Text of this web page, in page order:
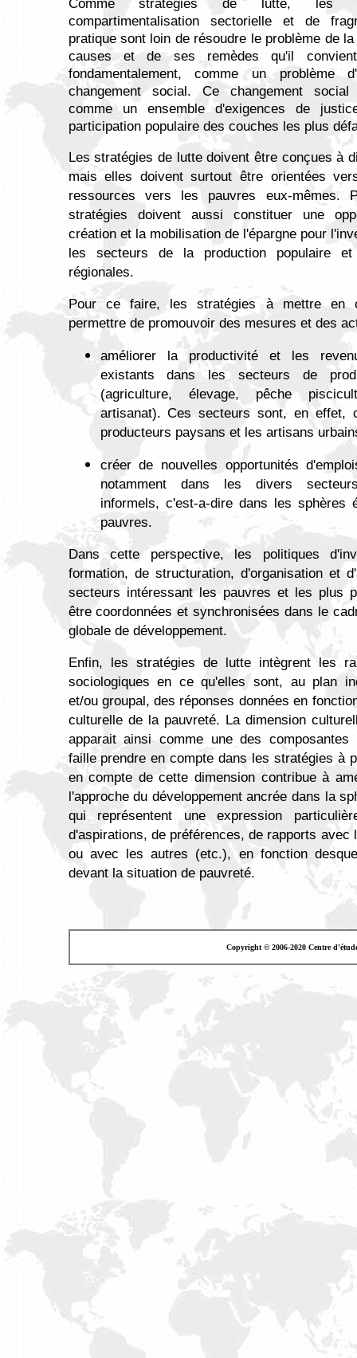
Comme stratégies de lutte, les
compartimentalisation sectorielle et de
pratique sont loin de résoudre le problème de
causes et de ses remèdes qu'il
fondamentalement, comme un problème
changement social. Ce changement social
comme un ensemble d'exigences de
participation populaire des couches les plus
Les stratégies de lutte doivent être conçues à
mais elles doivent surtout être orientées
ressources vers les pauvres eux-mêmes.
stratégies doivent aussi constituer une
création et la mobilisation de l'épargne pour
les secteurs de la production populaire et
régionales.
Pour ce faire, les stratégies à mettre en
permettre de promouvoir des mesures et des
améliorer la productivité et les
existants dans les secteurs de
(agriculture, élevage, pêche
artisanat). Ces secteurs sont, en effet,
producteurs paysans et les artisans
créer de nouvelles opportunités
notamment dans les divers
informels, c'est-a-dire dans les sphères
pauvres.
Dans cette perspective, les politiques
formation, de structuration, d'organisation et
secteurs intéressant les pauvres et les plus
être coordonnées et synchronisées dans le
globale de développement.
Enfin, les stratégies de lutte intègrent les
sociologiques en ce qu'elles sont, au plan
et/ou groupal, des réponses données en
culturelle de la pauvreté. La dimension
apparait ainsi comme une des composantes
faille prendre en compte dans les stratégies à
en compte de cette dimension contribue à
l'approche du développement ancrée dans la
qui représentent une expression
d'aspirations, de préférences, de rapports avec
ou avec les autres (etc.), en fonction
devant la situation de pauvreté.
Copyright © 2006-2020 Centre